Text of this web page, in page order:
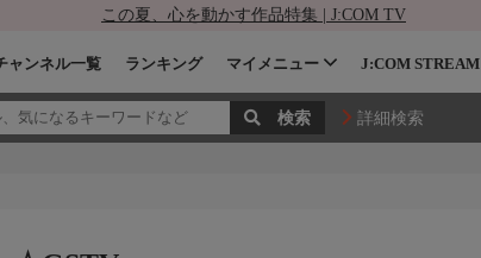
この夏、心を動かす作品特集 | J:COM TV
ャンネル一覧 ランキング マイメニュー J:COM STREAM
詳細検索